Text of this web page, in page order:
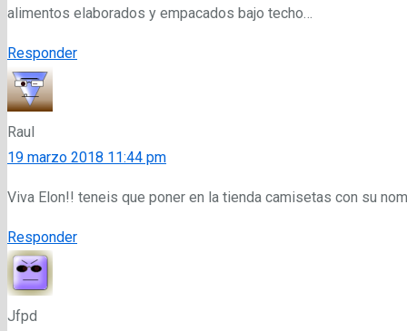
alimentos elaborados y empacados bajo techo…
Responder
Raul
19 marzo 2018 11:44 pm
Viva Elon!! teneis que poner en la tienda camisetas con su
Responder
Jfpd